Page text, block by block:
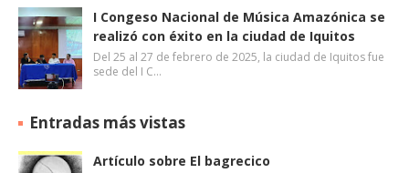
I Congeso Nacional de Música Amazónica se
realizó con éxito en la ciudad de Iquitos
Del 25 al 27 de febrero de 2025, la ciudad de Iquitos fue
sede del I C…
Entradas más vistas
Artículo sobre El bagrecico